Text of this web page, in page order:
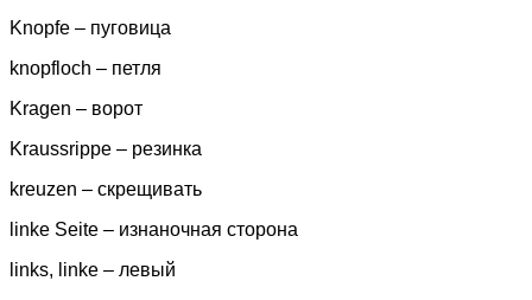
Knopfe – пуговица
knopfloch – петля
Kragen – ворот
Kraussrippe – резинка
kreuzen – скрещивать
linke Seite – изнаночная сторона
links, linke – левый